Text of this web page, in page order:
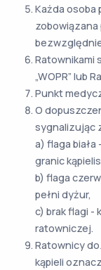
Każda osoba
Ratownikami
„WOPR” lub
Punkt
O
sygnalizując
a) flaga biała
granic
b) flaga
pełni dyżur,
c) brak flagi -
ratowniczej.
Ratownicy
kąpieli